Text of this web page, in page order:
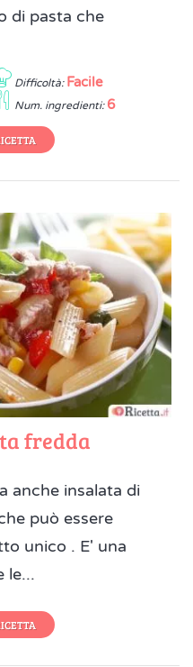
di pasta che
Difficoltà: Facile
Num. ingredienti: 6
fredda
anche insalata di
può essere
unico . E' una
le...